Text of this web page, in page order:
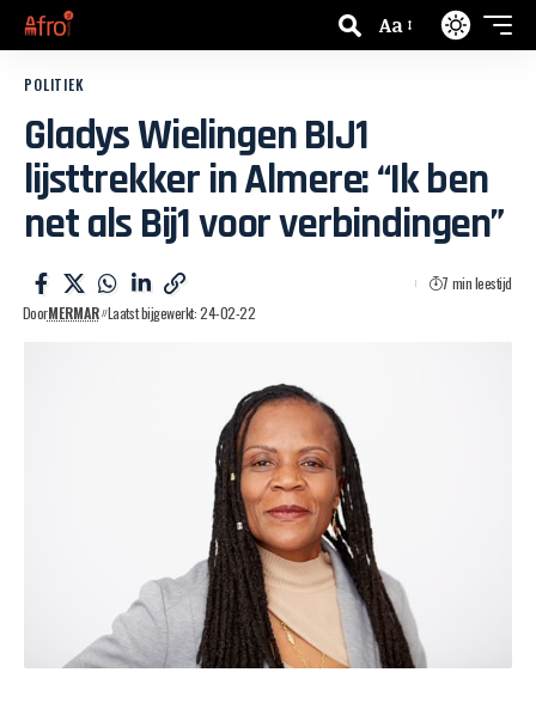
Aa
POLITIEK
Gladys Wielingen BIJ1
lijsttrekker in Almere: “Ik ben
net als Bij1 voor verbindingen”
DoorMERMAR Laatst bijgewerkt: 24-02-22
7 min leestijd